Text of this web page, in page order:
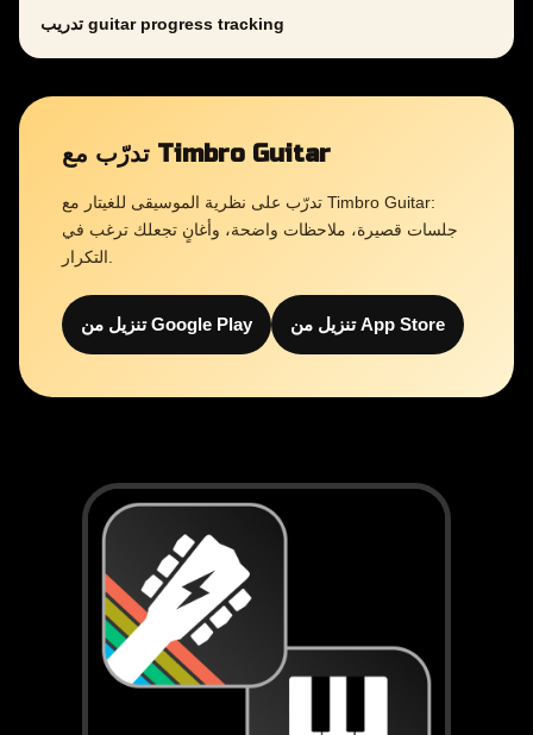
تدريب guitar progress tracking
تدرّب مع Timbro Guitar
تدرّب على نظرية الموسيقى للغيتار مع Timbro Guitar:
جلسات قصيرة، ملاحظات واضحة، وأغانٍ تجعلك ترغب في
التكرار.
تنزيل من Google Play تنزيل من App Store